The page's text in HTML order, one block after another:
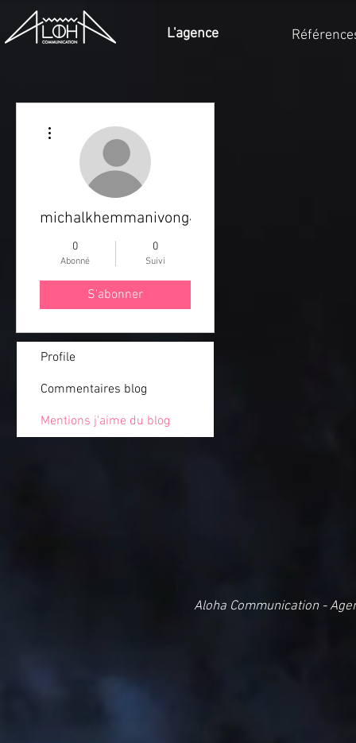
L'agence
michalkhemmanivong4
0
Abonné
0
Suivi
S'abonner
Profile
Commentaires blog
Mentions j'aime du blog
Aloha Communication -